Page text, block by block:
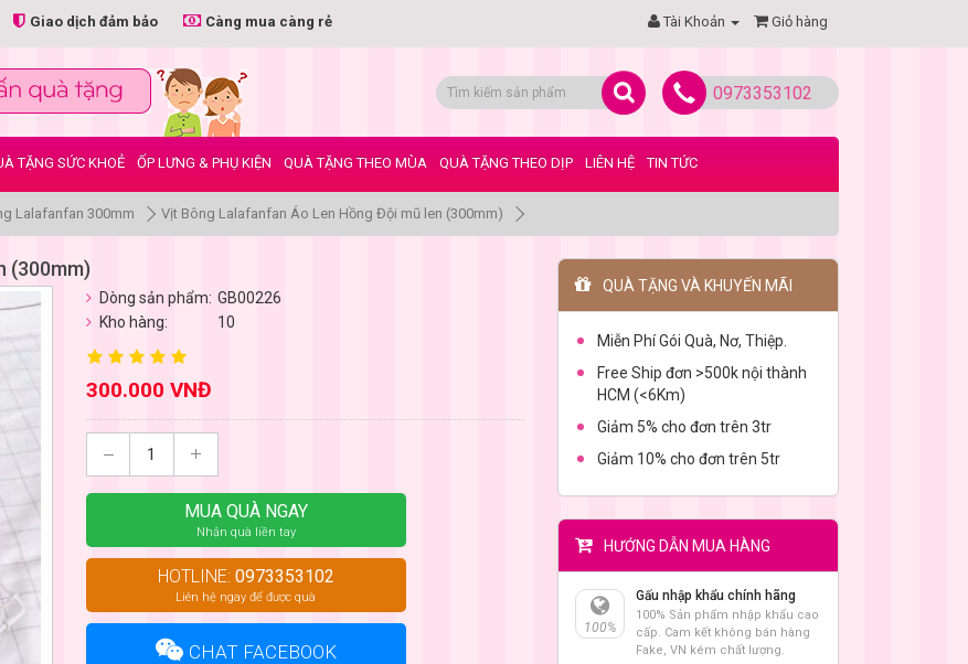
Giao dịch đảm bảo Càng mua càng rẻ Tài Khoản Giỏ hàng
0973353102
TẶNG SỨC KHOẺ ỐP LƯNG & PHỤ KIỆN QUÀ TẶNG THEO MÙA QUÀ TẶNG THEO DỊP LIÊN HỆ TIN TỨC
Lalafanfan 300mm Vịt Bông Lalafanfan Áo Len Hồng Đội mũ len (300mm)
(300mm)
Dòng sản phẩm: GB00226
Kho hàng:
10
300.000 VNĐ
MUA QUÀ NGAY
Nhận quà liền tay
HOTLINE: 0973353102
Liên hệ ngay để được quà
CHAT FACEBOOK
QUÀ TẶNG VÀ KHUYẾN MÃI
Miễn Phí Gói Quà, Nơ, Thiệp.
Free Ship đơn >500k nội thành
HCM (<6Km)
Giảm 5% cho đơn trên 3tr
Giảm 10% cho đơn trên 5tr
HƯỚNG DẪN MUA HÀNG
100%
Gấu nhập khẩu chính hãng
100% Sản phẩm nhập khẩu cao
cấp. Cam kết không bán hàng
Fake, VN kém chất lượng.